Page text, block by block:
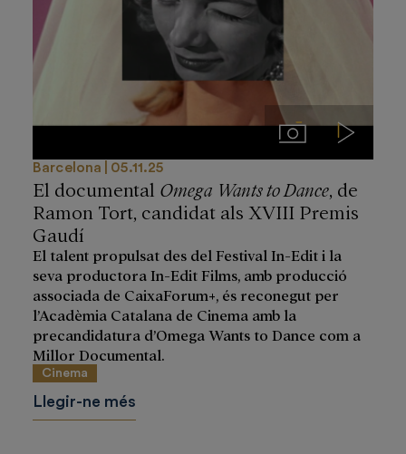
ImágenesVideos
Barcelona 05.11.25
El documental Omega Wants to Dance , de
Ramon Tort, candidat als XVIII Premis
Gaudí
El talent propulsat des del Festival In-Edit i la
seva productora In-Edit Films, amb producció
associada de CaixaForum+, és reconegut per
l’Acadèmia Catalana de Cinema amb la
precandidatura d’Omega Wants to Dance com a
Millor Documental.
Cinema
Llegir-ne més